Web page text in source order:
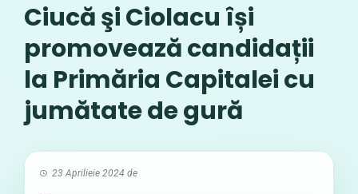
Ciucă şi Ciolacu își
promovează candidații
la Primăria Capitalei cu
jumătate de gură
23 Aprilieie 2024 de